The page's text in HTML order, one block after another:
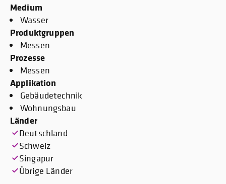
Medium
Wasser
Produktgruppen
Messen
Prozesse
Messen
Applikation
Gebäudetechnik
Wohnungsbau
Länder
Deutschland
Schweiz
Singapur
Übrige Länder